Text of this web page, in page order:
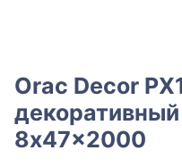
Orac Decor
8x47x2000